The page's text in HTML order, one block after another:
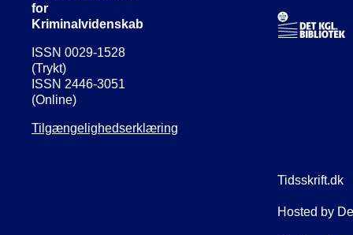
for
Kriminalvidenskab
ISSN 0029-1528
(Trykt)
ISSN 2446-3051
(Online)
Tilgængelighedserklæring